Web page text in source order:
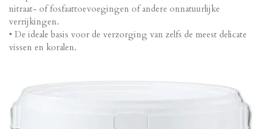
nitraat- of fosfaattoevoegingen of andere onnatuurlijke
verrijkingen.
• De ideale basis voor de verzorging van zelfs de meest delicate
vissen en koralen.